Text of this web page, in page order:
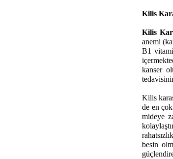
Kilis
Kilis
anemi
B1
kanser
Kilis
de en
mideye
besin